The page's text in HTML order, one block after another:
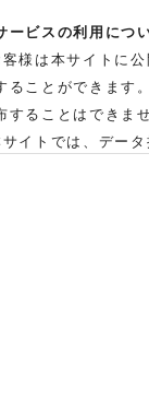
ービスの利用につ
客様は本サイトに
ることができます
することはできま
サイトでは、デー
中止などの理由に
まもりほっとライ